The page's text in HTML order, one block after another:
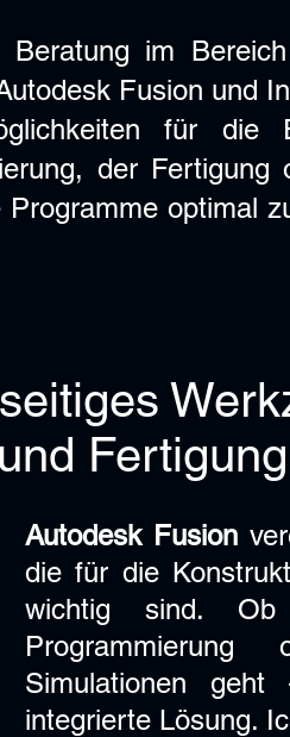
im
Fusion und
für die
der Fertigung
optimal
und Fertigung
Autodesk Fusion
die für die
wichtig sind.
Simulationen
integrierte Lösung.